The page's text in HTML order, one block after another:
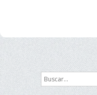
Buscar...